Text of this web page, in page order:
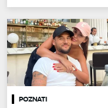
POZNATI